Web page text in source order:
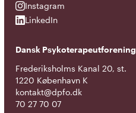
Instagram
Instagram
LinkedIn
LinkedIn
Dansk Psykoterapeutforening
Frederiksholms Kanal 20, st.
1220 København K
kontakt@dpfo.dk
70 27 70 07